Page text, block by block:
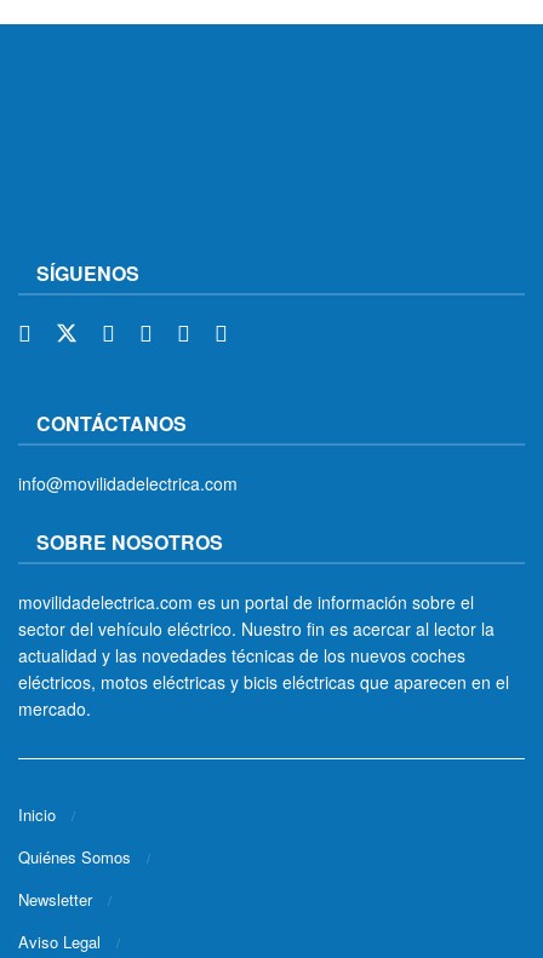
SÍGUENOS
CONTÁCTANOS
info@movilidadelectrica.com
SOBRE NOSOTROS
movilidadelectrica.com es un portal de información sobre el
sector del vehículo eléctrico. Nuestro fin es acercar al lector la
actualidad y las novedades técnicas de los nuevos coches
eléctricos, motos eléctricas y bicis eléctricas que aparecen en el
mercado.
Inicio
Quiénes Somos
Newsletter
Aviso Legal